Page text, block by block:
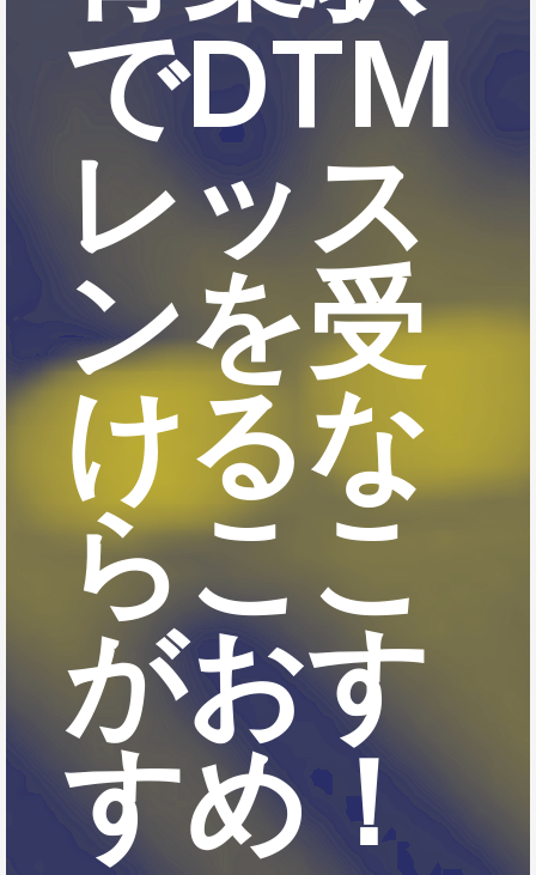
でDTM
レッス
ンを受
けるな
らここ
がおす
すめ！